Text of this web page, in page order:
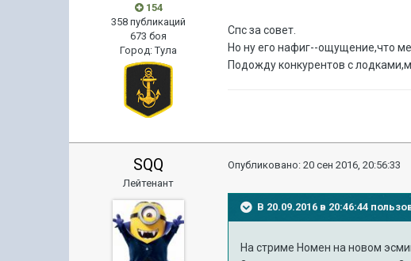
154
358 публикаций
673 боя
Город:Тула
Спс за совет.
Но ну его нафиг--ощущение,что
Подожду конкурентов с
SQQ
Лейтенант
Опубликовано:20 сен 2016, 20:56:33
В 20.09.2016 в 20:46:44
На стриме Номен на новом